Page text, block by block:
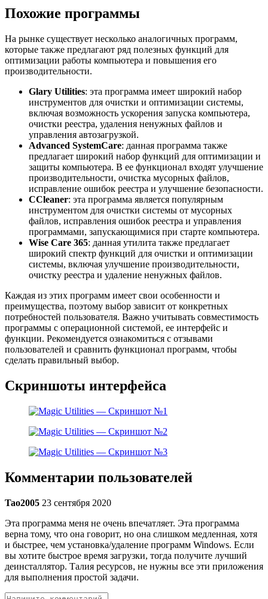
Похожие программы
На рынке существует несколько аналогичных программ,
которые также предлагают ряд полезных функций для
оптимизации работы компьютера и повышения его
производительности.
Glary Utilities: эта программа имеет широкий набор
инструментов для очистки и оптимизации системы,
включая возможность ускорения запуска компьютера,
очистки реестра, удаления ненужных файлов и
управления автозагрузкой.
Advanced SystemCare: данная программа также
предлагает широкий набор функций для оптимизации и
защиты компьютера. В ее функционал входят улучшение
производительности, очистка мусорных файлов,
исправление ошибок реестра и улучшение безопасности.
CCleaner: эта программа является популярным
инструментом для очистки системы от мусорных
файлов, исправления ошибок реестра и управления
программами, запускающимися при старте компьютера.
Wise Care 365: данная утилита также предлагает
широкий спектр функций для очистки и оптимизации
системы, включая улучшение производительности,
очистку реестра и удаление ненужных файлов.
Каждая из этих программ имеет свои особенности и
преимущества, поэтому выбор зависит от конкретных
потребностей пользователя. Важно учитывать совместимость
программы с операционной системой, ее интерфейс и
функции. Рекомендуется ознакомиться с отзывами
пользователей и сравнить функционал программ, чтобы
сделать правильный выбор.
Скриншоты интерфейса
Комментарии пользователей
Tao2005 23 сентября 2020
Эта программа меня не очень впечатляет. Эта программа
верна тому, что она говорит, но она слишком медленная, хотя
и быстрее, чем установка/удаление программ Windows. Если
вы хотите быстрое время загрузки, тогда получите лучший
деинсталлятор. Талия ресурсов, не нужны все эти приложения
для выполнения простой задачи.